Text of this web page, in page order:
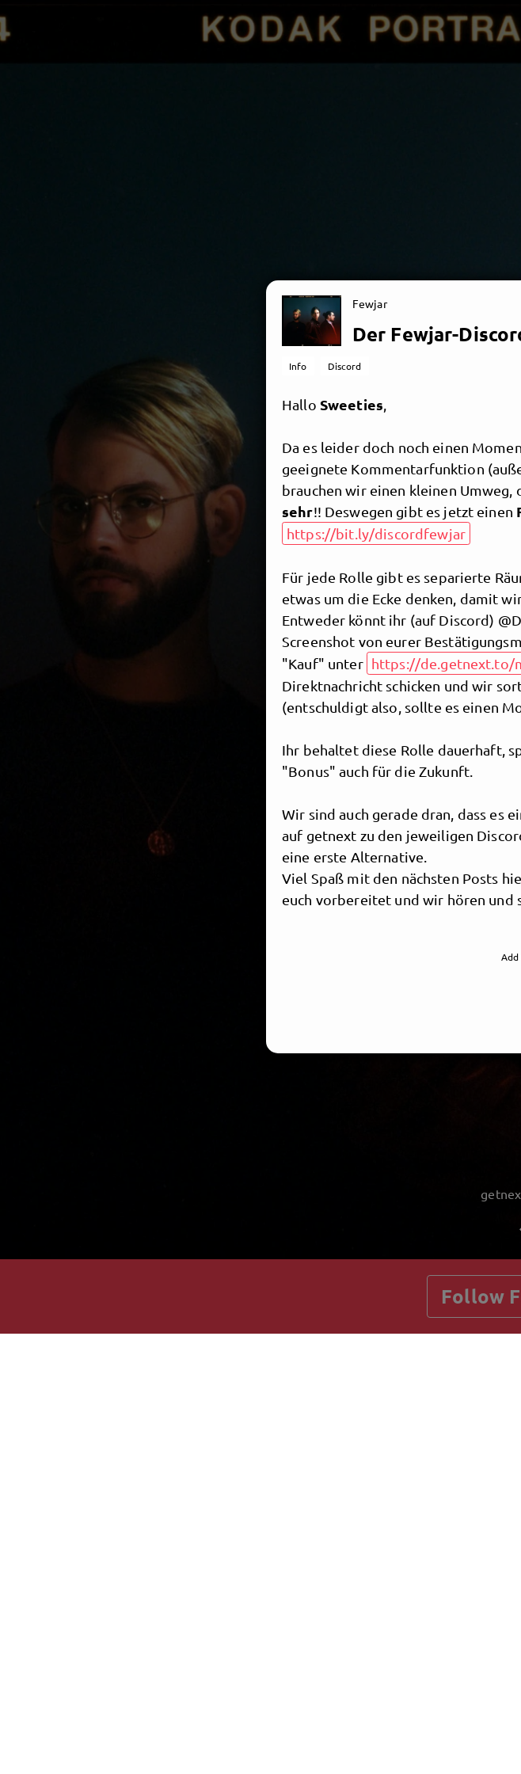
Follow
Fewjar
Der Fewjar-
Info Discord
Hallo Sweeties
Da es leider doch noch einen
geeignete Kommentarfunktion
brauchen wir einen kleinen Umweg,
sehr!! Deswegen gibt es jetzt einen
https://bit.ly/discordfewjar
Für jede Rolle gibt es separierte
etwas um die Ecke denken, damit
Entweder könnt ihr (auf Discord)
Screenshot von eurer
"Kauf" unter https://de.getnext.to/
Direktnachricht schicken und wir
(entschuldigt also, sollte es einen
Ihr behaltet diese Rolle dauerhaft,
"Bonus" auch für die Zukunft.
Wir sind auch gerade dran, dass es
auf getnext zu den jeweiligen
eine erste Alternative.
Viel Spaß mit den nächsten Posts
euch vorbereitet und wir hören und
Add